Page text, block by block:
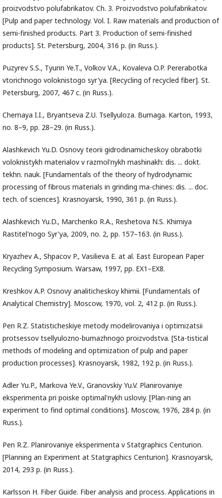
proizvodstvo polufabrikatov. Ch. 3. Proizvodstvo polufabrikatov.
[Pulp and paper technology. Vol. I. Raw materials and production of
semi-finished products. Part 3. Production of semi-finished
products]. St. Petersburg, 2004, 316 p. (in Russ.).
Puzyrev S.S., Tyurin Ye.T., Volkov V.A., Kovaleva O.P. Pererabotka
vtorichnogo voloknistogo syr'ya. [Recycling of recycled fiber]. St.
Petersburg, 2007, 467 с. (in Russ.).
Chernaya I.I., Bryantseva Z.U. Tsellyuloza. Bumaga. Karton, 1993,
no. 8–9, pp. 28–29. (in Russ.).
Alashkevich Yu.D. Osnovy teorii gidrodinamicheskoy obrabotki
voloknistykh materialov v razmol'nykh mashinakh: dis. ... dokt.
tekhn. nauk. [Fundamentals of the theory of hydrodynamic
processing of fibrous materials in grinding ma-chines: dis. ... doc.
tech. of sciences]. Krasnoyarsk, 1990, 361 p. (in Russ.).
Alashkevich Yu.D., Marchenko R.A., Reshetova N.S. Khimiya
Rastitel'nogo Syr'ya, 2009, no. 2, pp. 157–163. (in Russ.).
Kryazhev A., Shpacov P., Vasilieva Е. at al. East European Paper
Recycling Symposium. Warsaw, 1997, pp. EX1–EX8.
Kreshkov A.P. Osnovy analiticheskoy khimii. [Fundamentals of
Analytical Chemistry]. Moscow, 1970, vol. 2, 412 p. (in Russ.).
Pen R.Z. Statisticheskiye metody modelirovaniya i optimizatsii
protsessov tsellyulozno-bumazhnogo proizvodstva. [Sta-tistical
methods of modeling and optimization of pulp and paper
production processes]. Krasnoyarsk, 1982, 192 p. (in Russ.).
Adler Yu.P., Markova Ye.V., Granovskiy Yu.V. Planirovaniye
eksperimenta pri poiske optimal'nykh usloviy. [Plan-ning an
experiment to find optimal conditions]. Moscow, 1976, 284 p. (in
Russ.).
Pen R.Z. Planirovaniye eksperimenta v Statgraphics Centurion.
[Planning an Experiment at Statgraphics Centurion]. Krasnoyarsk,
2014, 293 p. (in Russ.).
Karlsson H. Fiber Guide. Fiber analysis and process. Applications in